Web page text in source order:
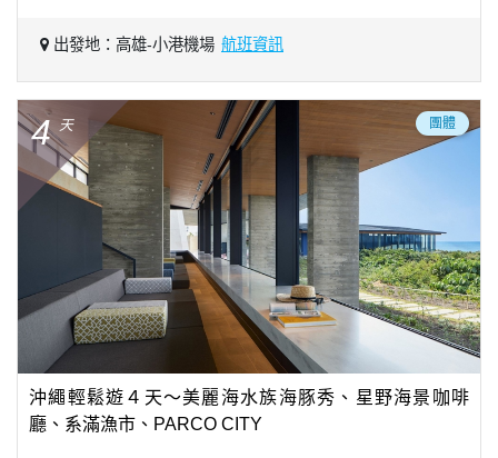
出發地：高雄-小港機場 航班資訊
4 天 團體
沖繩輕鬆遊４天～美麗海水族海豚秀、星野海景咖啡
廳、系滿漁市、PARCO CITY